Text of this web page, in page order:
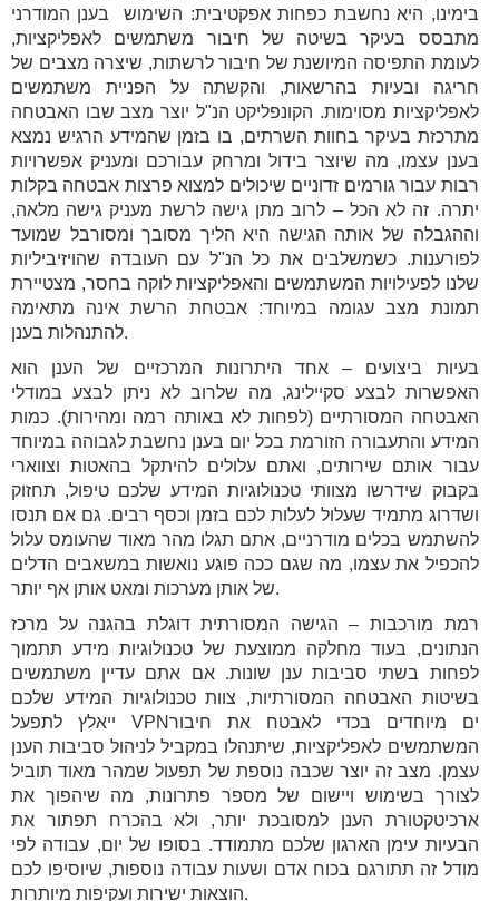
בימינו, היא נחשבת כפחות אפקטיבית: השימוש בענן המודרני
מתבסס בעיקר בשיטה של חיבור משתמשים לאפליקציות,
לעומת התפיסה המיושנת של חיבור לרשתות, שיצרה מצבים של
חריגה ובעיות בהרשאות, והקשתה על הפניית משתמשים
לאפליקציות מסוימות. הקונפליקט הנ"ל יוצר מצב שבו האבטחה
מתרכזת בעיקר בחוות השרתים, בו בזמן שהמידע הרגיש נמצא
בענן עצמו, מה שיוצר בידול ומרחק עבורכם ומעניק אפשרויות
רבות עבור גורמים זדוניים שיכולים למצוא פרצות אבטחה בקלות
יתרה. זה לא הכל – לרוב מתן גישה לרשת מעניק גישה מלאה,
וההגבלה של אותה הגישה היא הליך מסובך ומסורבל שמועד
לפורענות. כשמשלבים את כל הנ"ל עם העובדה שהויזיביליות
שלנו לפעילויות המשתמשים והאפליקציות לוקה בחסר, מצטיירת
תמונת מצב עגומה במיוחד: אבטחת הרשת אינה מתאימה
להתנהלות בענן.
בעיות ביצועים – אחד היתרונות המרכזיים של הענן הוא
האפשרות לבצע סקיילינג, מה שלרוב לא ניתן לבצע במודלי
האבטחה המסורתיים (לפחות לא באותה רמה ומהירות). כמות
המידע והתעבורה הזורמת בכל יום בענן נחשבת לגבוהה במיוחד
עבור אותם שירותים, ואתם עלולים להיתקל בהאטות וצווארי
בקבוק שידרשו מצוותי טכנולוגיות המידע שלכם טיפול, תחזוק
ושדרוג מתמיד שעלול לעלות לכם בזמן וכסף רבים. גם אם תנסו
להשתמש בכלים מודרניים, אתם תגלו מהר מאוד שהעומס עלול
להכפיל את עצמו, מה שגם ככה פוגע נואשות במשאבים הדלים
של אותן מערכות ומאט אותן אף יותר.
רמת מורכבות – הגישה המסורתית דוגלת בהגנה על מרכז
הנתונים, בעוד מחלקה ממוצעת של טכנולוגיות מידע תתמוך
לפחות בשתי סביבות ענן שונות. אם אתם עדיין משתמשים
בשיטות האבטחה המסורתיות, צוות טכנולוגיות המידע שלכם
ייאלץ לתפעל VPNים מיוחדים בכדי לאבטח את חיבור
המשתמשים לאפליקציות, שיתנהלו במקביל לניהול סביבות הענן
עצמן. מצב זה יוצר שכבה נוספת של תפעול שמהר מאוד תוביל
לצורך בשימוש ויישום של מספר פתרונות, מה שיהפוך את
ארכיטקטורת הענן למסובכת יותר, ולא בהכרח תפתור את
הבעיות עימן הארגון שלכם מתמודד. בסופו של יום, עבודה לפי
מודל זה תתורגם בכוח אדם ושעות עבודה נוספות, שיוסיפו לכם
הוצאות ישירות ועקיפות מיותרות.